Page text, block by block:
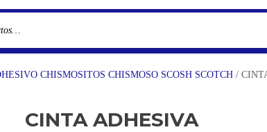
CHISMOSITOS CHISMOSO SCOSH SCOTCH /
CINTA ADHESIVA